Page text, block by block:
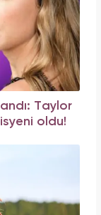
Taylor
oldu!